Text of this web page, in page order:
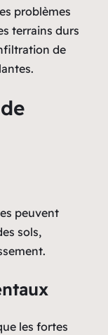
problèmes
terrains durs
de
peuvent
sols,
les fortes